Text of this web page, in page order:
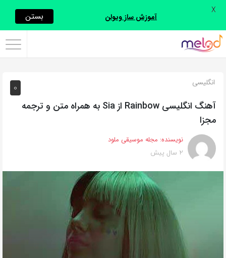
اشتراک
با
روش‌های
زیر
این
صفحه
را
0 انگلیسی
آهنگ انگلیسی Rainbow از Sia به همراه متن و ترجمه
مجزا
نویسنده: مجله موسیقی ملود
2 سال پیش
آموزش ساز ویولن بستن X